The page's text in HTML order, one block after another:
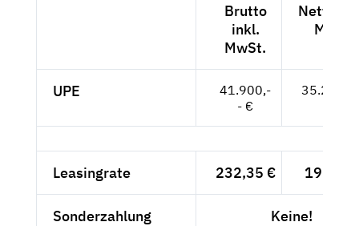
Brutto
inkl.
MwSt.
Netto
MwSt.
UPE
41.900,-
- €
Leasingrate 232,35 € 195,25
Sonderzahlung Keine!